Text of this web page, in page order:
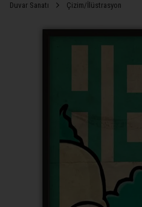
Duvar Sanatı Çizim/İlüstrasyon